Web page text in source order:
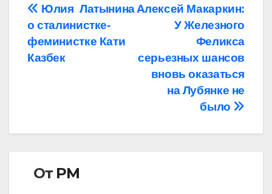
Навигация
по
записям
Алексей Макаркин:
У Железного
Феликса
серьезных шансов
вновь оказаться
на Лубянке не
было
Юлия Латынина
о сталинистке-
феминистке Кати
Казбек
От РМ